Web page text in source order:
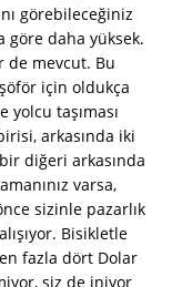
görebileceğiniz
daha yüksek.
de mevcut. Bu
için oldukça
yolcu taşıması
arkasında iki
diğeri arkasında
varsa,
sizinle pazarlık
Bisikletle
fazla dört Dolar
siz de iniyor